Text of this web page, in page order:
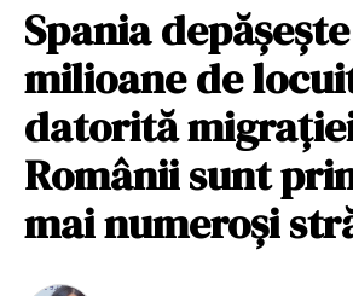
Spania
milioane de
datorită
Românii sunt
mai numeroși